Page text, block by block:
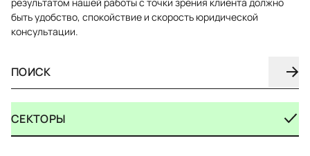
быть удобство, спокойствие и скорость юридической
консультации.
СЕКТОРЫ